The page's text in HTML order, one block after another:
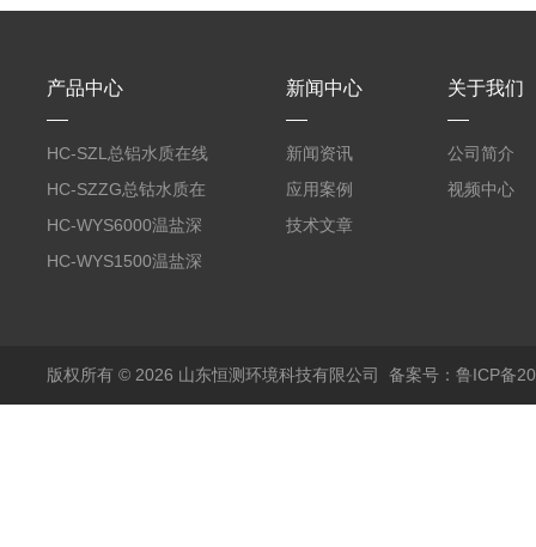
产品中心
HC-SZL总铝水质在线
分析仪
HC-SZZG总钴水质在
线分析仪
HC-WYS6000温盐深
分析仪
HC-WYS1500温盐深
新闻中心
新闻资讯
应用案例
技术文章
关于我们
公司简介
视频中心
版权所有 © 2026 山东恒测环境科技有限公司 备案号：鲁ICP备